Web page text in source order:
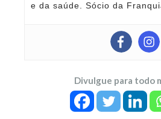
e da saúde. Sócio da
Divulgue para todo